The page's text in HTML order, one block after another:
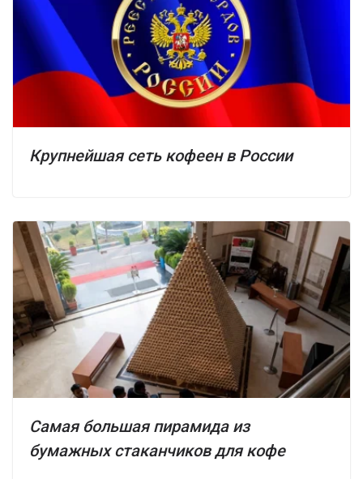
Крупнейшая сеть кофеен в России
Самая большая пирамида из
бумажных стаканчиков для кофе